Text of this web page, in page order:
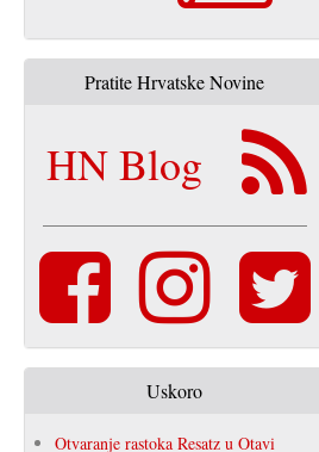
Pratite Hrvatske Novine
HN Blog
Uskoro
Otvaranje rastoka Resatz u Otavi